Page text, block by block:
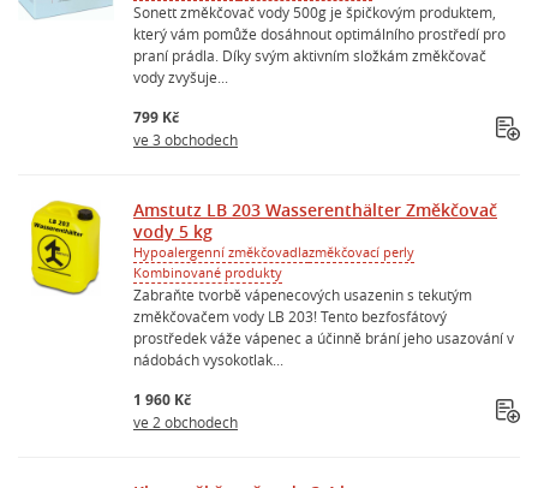
Sonett změkčovač vody 500g je špičkovým produktem,
který vám pomůže dosáhnout optimálního prostředí pro
praní prádla. Díky svým aktivním složkám změkčovač
vody zvyšuje...
799 Kč
ve 3 obchodech
Amstutz LB 203 Wasserenthälter Změkčovač
vody 5 kg
Hypoalergenní změkčovadlazměkčovací perly
Kombinované produkty
Zabraňte tvorbě vápenecových usazenin s tekutým
změkčovačem vody LB 203! Tento bezfosfátový
prostředek váže vápenec a účinně brání jeho usazování v
nádobách vysokotlak...
1 960 Kč
ve 2 obchodech